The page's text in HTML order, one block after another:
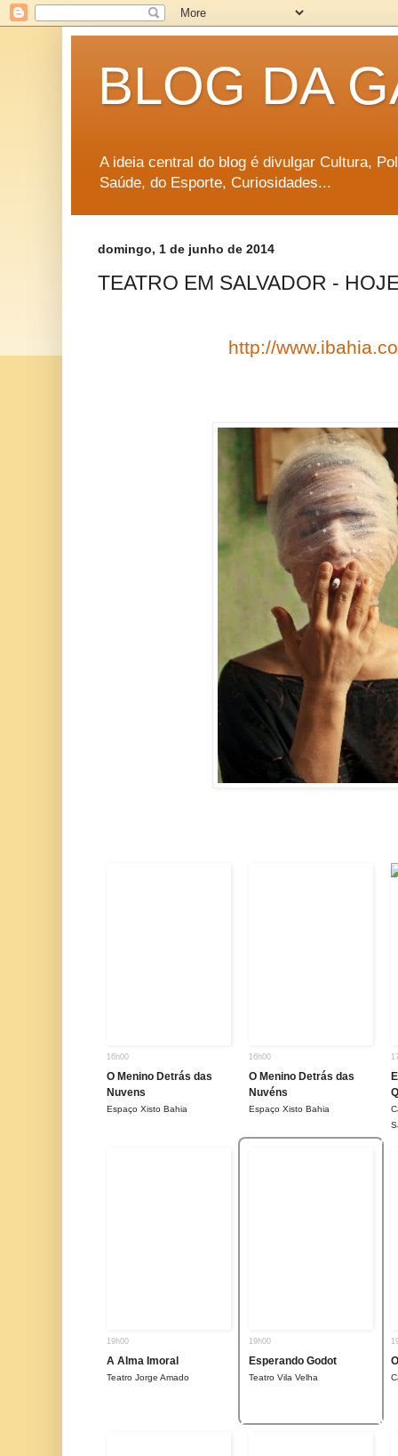
BLOG DA
A ideia central do blog é divulgar Cultura,
Saúde, do Esporte, Curiosidades...
domingo, 1 de junho de 2014
TEATRO EM SALVADOR -
http://
16h00
O Menino Detrás das
Nuvens
Espaço Xisto Bahia
16h00
O Menino Detrás das
Nuvéns
Espaço Xisto Bahia
19h00
A Alma Imoral
Teatro Jorge Amado
19h00
Esperando Godot
Teatro Vila Velha